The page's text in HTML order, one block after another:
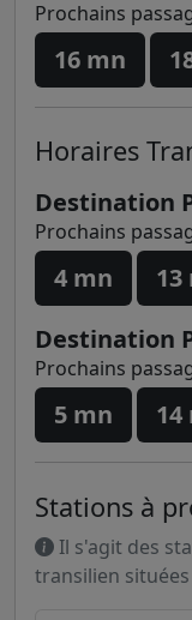
Prochains
16 mn
Horaires
Destination
Prochains
4 mn
13
Destination
Prochains
5 mn 14
Stations à
Il s'agit des
transilien